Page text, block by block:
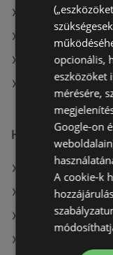
A(z) ÁRKLUB
A(z) Tesco
A(z) Penny-
A(z) Reál
Hasonló
A(z) Metro
A(z) Príma
A(z) Coop
opcionális,
eszközöket
mérésére,
Google-on
A cookie-k